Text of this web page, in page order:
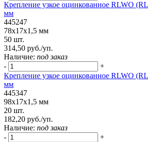
Крепление узкое оцинкованное RLWO
мм
445247
78х17х1,5 мм
50 шт.
314,50 руб./уп.
Наличие: под заказ
-
+
Крепление узкое оцинкованное RLWO
мм
445347
98х17х1,5 мм
20 шт.
182,20 руб./уп.
Наличие: под заказ
-
+